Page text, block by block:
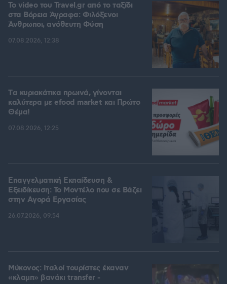
To video του Travel.gr από το ταξίδι
στα Βόρεια Άγραφα: Φιλόξενοι
Άνθρωποι, ανόθευτη Φύση
07.08.2026, 12:38
Tα κυριακάτικα πρωινά, γίνονται
καλύτερα με efood market και Πρώτο
Θέμα!
07.08.2026, 12:25
Επαγγελματική Εκπαίδευση &
Εξειδίκευση: Το Mοντέλο που σε Bάζει
στην Aγορά Eργασίας
26.07.2026, 09:54
Μύκονος: Ιταλοί τουρίστες έκαναν
«κλαμπ» βανάκι transfer -